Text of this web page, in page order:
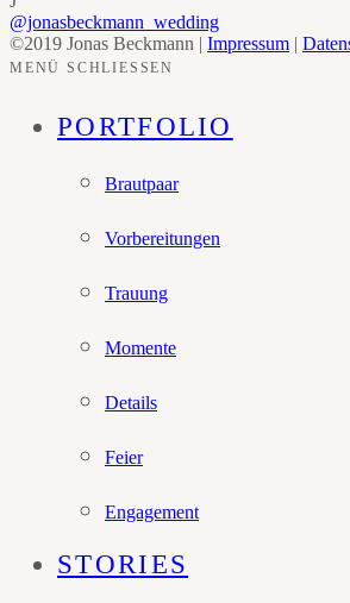
@jonasbeckmann_wedding
©2019 Jonas Beckmann | Impressum |
MENÜ SCHLIESSEN
PORTFOLIO
Brautpaar
Vorbereitungen
Trauung
Momente
Details
Feier
Engagement
STORIES